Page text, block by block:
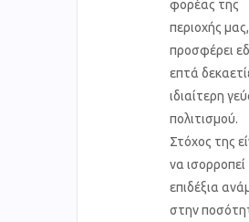
φορέας της
περιοχής μας,
προσφέρει
επτά
ιδιαίτερη
πολιτισμού.
Στόχος της
να ισορροπεί
επιδέξια
στην